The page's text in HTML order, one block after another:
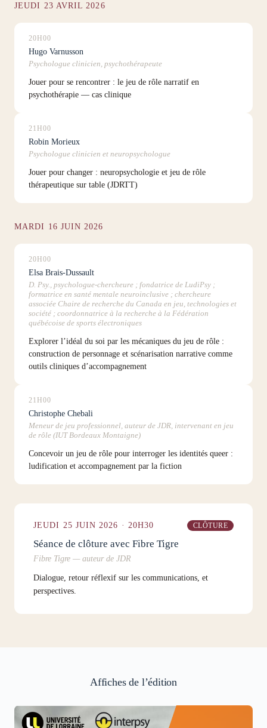
JEUDI 23 AVRIL 2026
20H00
Hugo Varnusson
Psychologue clinicien, psychothérapeute
Jouer pour se rencontrer : le jeu de rôle narratif en
psychothérapie — cas clinique
21H00
Robin Morieux
Psychologue clinicien et neuropsychologue
Jouer pour changer : neuropsychologie et jeu de rôle
thérapeutique sur table (JDRTT)
MARDI 16 JUIN 2026
20H00
Elsa Brais-Dussault
D. Psy., psychologue-chercheure ; fondatrice de LudiPsy ;
formatrice en santé mentale neuroinclusive ; chercheure
associée Chaire de recherche du Canada en jeu, technologies et
société ; coordonnatrice à la recherche à la Fédération
québécoise de sports électroniques
Explorer l’idéal du soi par les mécaniques du jeu de rôle :
construction de personnage et scénarisation narrative comme
outils cliniques d’accompagnement
21H00
Christophe Chebali
Meneur de jeu professionnel, auteur de JDR, intervenant en jeu
de rôle (IUT Bordeaux Montaigne)
Concevoir un jeu de rôle pour interroger les identités queer :
ludification et accompagnement par la fiction
JEUDI 25 JUIN 2026 · 20H30 CLÔTURE
Séance de clôture avec Fibre Tigre
Fibre Tigre — auteur de JDR
Dialogue, retour réflexif sur les communications, et
perspectives.
Affiches de l’édition